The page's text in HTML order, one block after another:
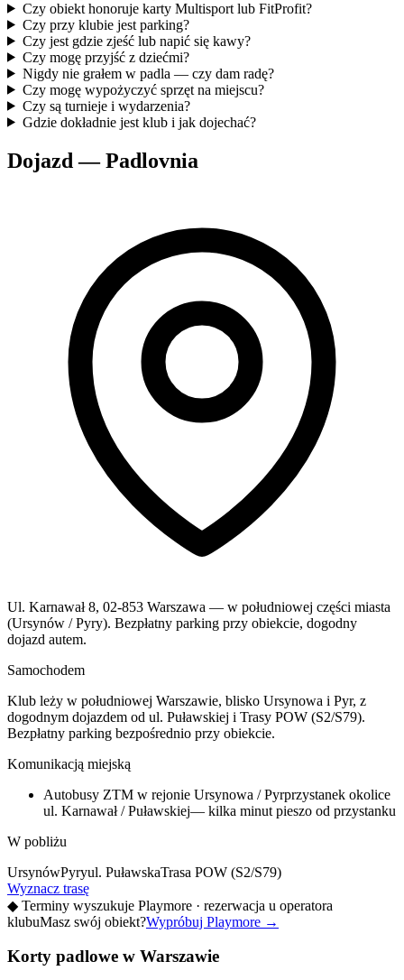
Czy obiekt honoruje karty Multisport lub FitProfit?
Czy przy klubie jest parking?
Czy jest gdzie zjeść lub napić się kawy?
Czy mogę przyjść z dziećmi?
Nigdy nie grałem w padla — czy dam radę?
Czy mogę wypożyczyć sprzęt na miejscu?
Czy są turnieje i wydarzenia?
Gdzie dokładnie jest klub i jak dojechać?
Dojazd — Padlovnia
Ul. Karnawał 8, 02-853 Warszawa — w południowej części miasta
(Ursynów / Pyry). Bezpłatny parking przy obiekcie, dogodny
dojazd autem.
Samochodem
Klub leży w południowej Warszawie, blisko Ursynowa i Pyr, z
dogodnym dojazdem od ul. Puławskiej i Trasy POW (S2/S79).
Bezpłatny parking bezpośrednio przy obiekcie.
Komunikacją miejską
Autobusy ZTM w rejonie Ursynowa / Pyrprzystanek okolice
ul. Karnawał / Puławskiej— kilka minut pieszo od przystanku
W pobliżu
UrsynówPyryul. PuławskaTrasa POW (S2/S79)
Wyznacz trasę
◆ Terminy wyszukuje Playmore · rezerwacja u operatora
klubuMasz swój obiekt?Wypróbuj Playmore →
Korty padlowe w Warszawie